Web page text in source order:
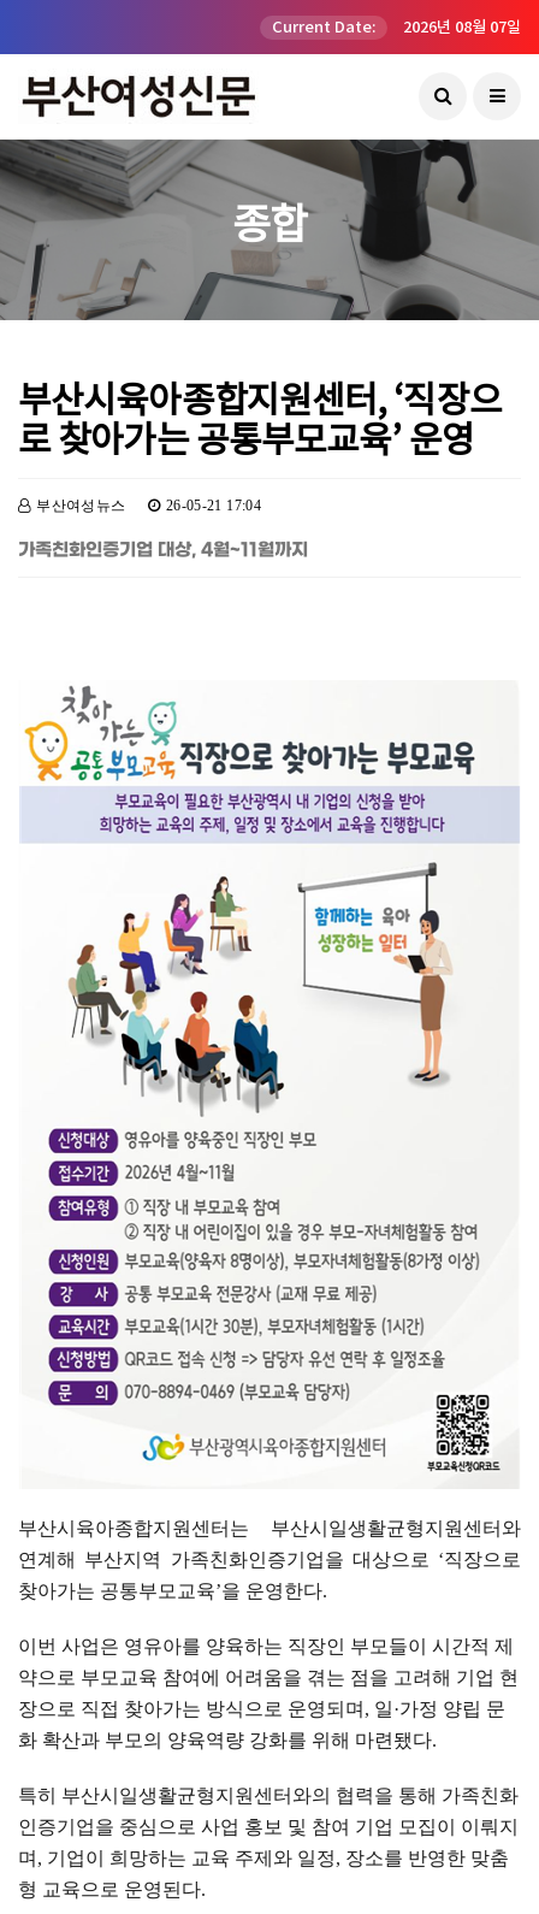
Current Date: 2026년 08월 07일
종합
부산시육아종합지원센터, ‘직장으
로 찾아가는 공통부모교육’ 운영
부산여성뉴스 26-05-21 17:04
가족친화인증기업 대상, 4월~11월까지
부산시육아종합지원센터는 부산시일생활균형지원센터와
연계해 부산지역 가족친화인증기업을 대상으로 ‘직장으로
찾아가는 공통부모교육’을 운영한다.
이번 사업은 영유아를 양육하는 직장인 부모들이 시간적 제
약으로 부모교육 참여에 어려움을 겪는 점을 고려해 기업 현
장으로 직접 찾아가는 방식으로 운영되며 , 일·가정 양립 문
화 확산과 부모의 양육역량 강화를 위해 마련됐다.
특히 부산시일생활균형지원센터와의 협력을 통해 가족친화
인증기업을 중심으로 사업 홍보 및 참여 기업 모집이 이뤄지
며 , 기업이 희망하는 교육 주제와 일정, 장소를 반영한 맞춤
형 교육으로 운영된다.